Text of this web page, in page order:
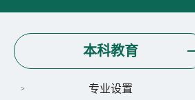
本科教育
专业设置